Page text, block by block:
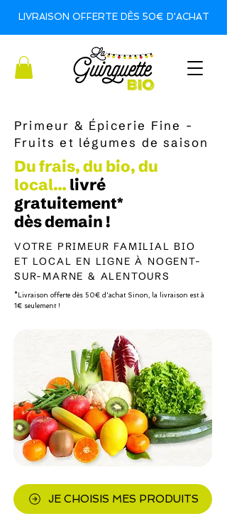
LIVRAISON OFFERTE DÈS 50€ D'ACHAT
Primeur & Épicerie Fine -
Fruits et légumes de saison
Du frais, du bio, du
local… livré
gratuitement*
dès demain !
VOTRE PRIMEUR FAMILIAL BIO
ET LOCAL EN LIGNE À NOGENT-
SUR-MARNE & ALENTOURS
*Livraison offerte dès 50€ d'achat Sinon, la livraison est à
1€ seulement !
JE CHOISIS MES PRODUITS